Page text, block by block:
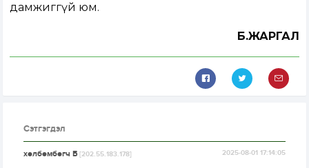
дамжиггүй юм.
Б.ЖАРГАЛ
Сэтгэгдэл
хөлбөмбөгч Б[202.55.183.178] 2025-08-01 17:14:05